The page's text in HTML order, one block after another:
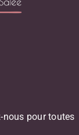
nous pour toutes